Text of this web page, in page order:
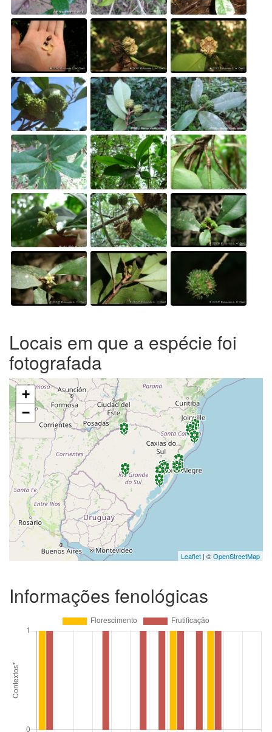
Locais em que a espécie foi
fotografada
+
−
Leaflet | ©OpenStreetMap
Informações fenológicas